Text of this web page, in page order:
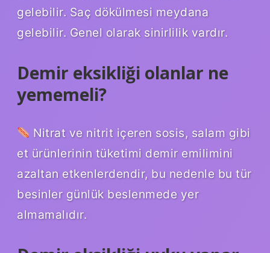
gelebilir. Saç dökülmesi meydana
gelebilir. Genel olarak sinirlilik vardır.
Demir eksikliği olanlar ne
yememeli?
Nitrat ve nitrit içeren sosis, salam gibi
et ürünlerinin tüketimi demir emilimini
azaltan etkenlerdendir, bu nedenle bu tür
besinler günlük beslenmede yer
almamalıdır.